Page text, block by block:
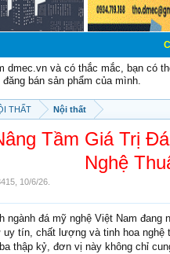
Chào mừng
dmec.vn và có thắc mắc, bạn có
đăng bán sản phẩm của mình.
THẤT Nội thất
Tầm Giá Trị
Nghệ
10/6/26
ngành đá mỹ nghệ Việt Nam
tín, chất lượng và tinh hoa nghệ
thập kỷ, đơn vị này không chỉ